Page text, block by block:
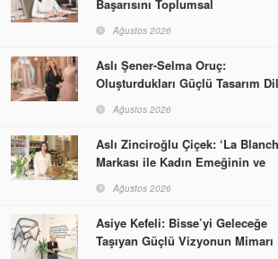
Başarısını Toplumsal
Ağustos 2026
Aslı Şener-Selma Oruç:
Oluşturdukları Güçlü Tasarım
Dünyasına İmzalarını Attılar
Ağustos 2026
Aslı Zinciroğlu Çiçek: ‘La
Markası ile Kadın Emeğinin ve
Başarabileceğinin En Güzel
Örneğini Sunuyor
Ağustos 2026
Asiye Kefeli: Bisse’yi Geleceğe
Taşıyan Güçlü Vizyonun Mimarı